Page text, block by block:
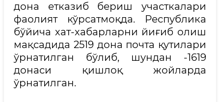
дона етказиб бериш участкалари
фаолият кўрсатмоқда. Республика
бўйича хат-хабарларни йиғиб олиш
мақсадида 2519 дона почта қутилари
ўрнатилган бўлиб, шундан -1619
донаси қишлоқ жойларда
ўрнатилган.